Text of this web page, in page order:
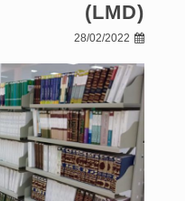
(LMD)
28/02/2022